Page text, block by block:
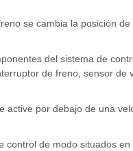
se cambia la posición de
del sistema de
de freno, sensor de
active por debajo de una
control de modo situados en